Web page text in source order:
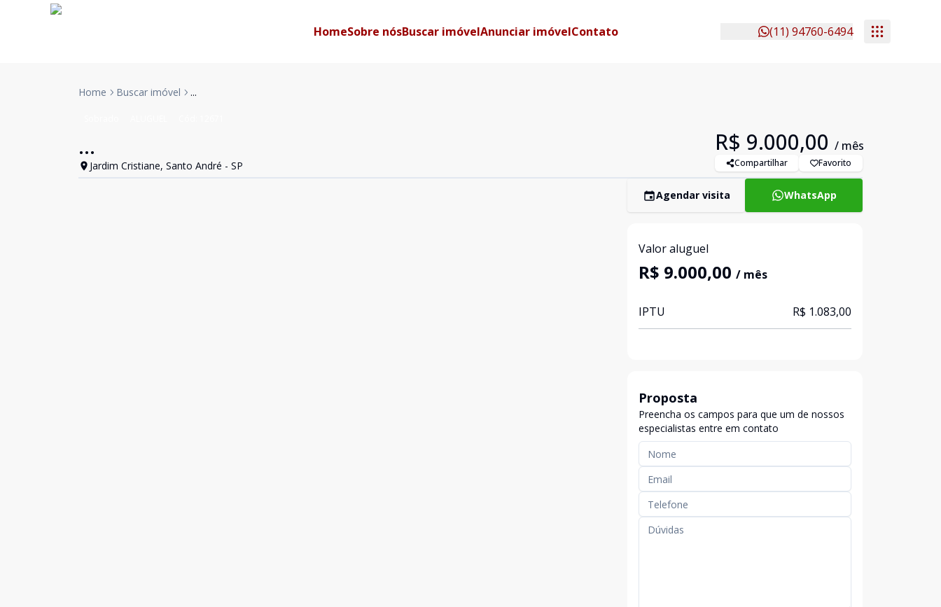
HomeSobre nósBuscar imóvelAnunciar imóvelContato (11) 94760-6494
Home Buscar imóvel ...
...
Jardim Cristiane, Santo André - SP
R$ 9.000,00 / mês
Compartilhar Favorito
Agendar visita WhatsApp
Valor aluguel
R$ 9.000,00 / mês
IPTU R$ 1.083,00
Proposta
Preencha os campos para que um de nossos
especialistas entre em contato